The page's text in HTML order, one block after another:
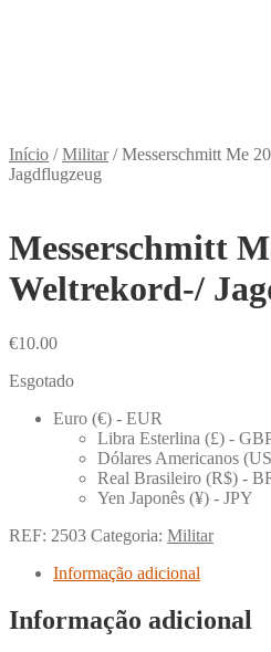
Início /Militar/Messerschmitt Me
Jagdflugzeug
Messerschmitt
Weltrekord-/
€10.00
Esgotado
Euro (€) - EUR
Libra Esterlina (£) -
Dólares Americanos
Real Brasileiro (R$) -
Yen Japonês (¥) - JPY
REF: 2503 Categoria: Militar
Informação adicional
Informação adicional